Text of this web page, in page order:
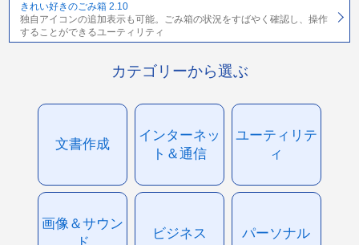
きれい好きのごみ箱 2.10
独自アイコンの追加表示も可能。ごみ箱の状況をすばやく確認し、操作
することができるユーティリティ
カテゴリーから選ぶ
文書作成
インターネッ
ト＆通信
ユーティリテ
ィ
画像＆サウン
ビジネス パーソナル